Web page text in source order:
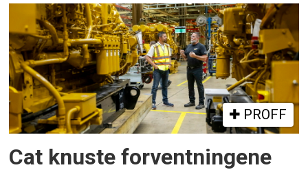
PROFF
Cat knuste forventningene